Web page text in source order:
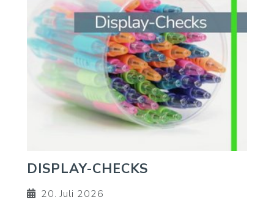
DISPLAY-CHECKS
20. Juli 2026